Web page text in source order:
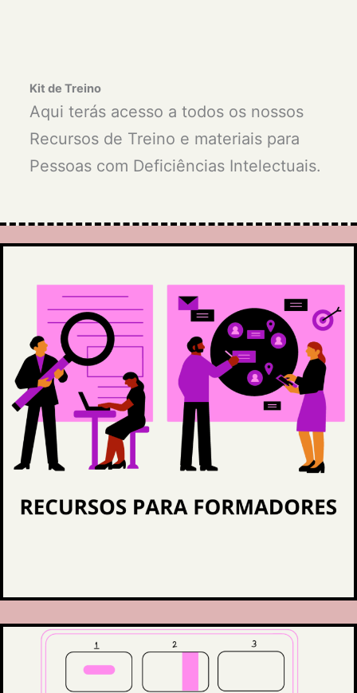
Kit de Treino
Aqui terás acesso a todos os nossos
Recursos de Treino e materiais para
Pessoas com Deficiências Intelectuais.